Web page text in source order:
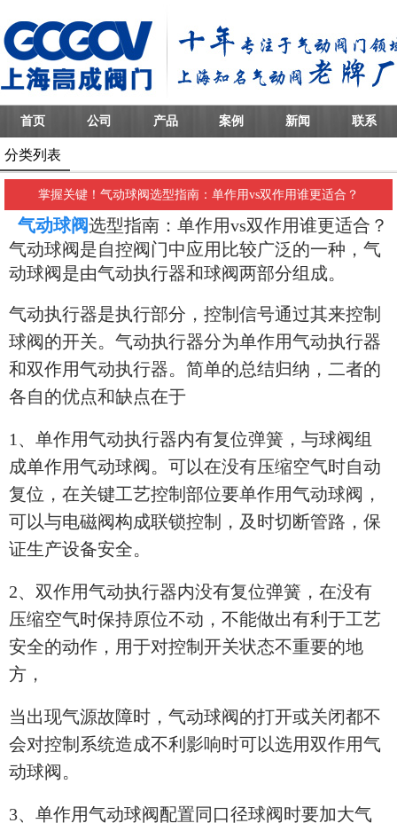
首页 公司 产品 案例 新闻 联系
分类列表
掌握关键！气动球阀选型指南：单作用vs双作用谁更适合？
气动球阀选型指南：单作用vs双作用谁更适合？
气动球阀是自控阀门中应用比较广泛的一种，气
动球阀是由气动执行器和球阀两部分组成。
气动执行器是执行部分，控制信号通过其来控制
球阀的开关。气动执行器分为单作用气动执行器
和双作用气动执行器。简单的总结归纳，二者的
各自的优点和缺点在于
1、单作用气动执行器内有复位弹簧，与球阀组
成单作用气动球阀。可以在没有压缩空气时自动
复位，在关键工艺控制部位要单作用气动球阀，
可以与电磁阀构成联锁控制，及时切断管路，保
证生产设备安全。
2、双作用气动执行器内没有复位弹簧，在没有
压缩空气时保持原位不动，不能做出有利于工艺
安全的动作，用于对控制开关状态不重要的地
方，
当出现气源故障时，气动球阀的打开或关闭都不
会对控制系统造成不利影响时可以选用双作用气
动球阀。
3、单作用气动球阀配置同口径球阀时要加大气